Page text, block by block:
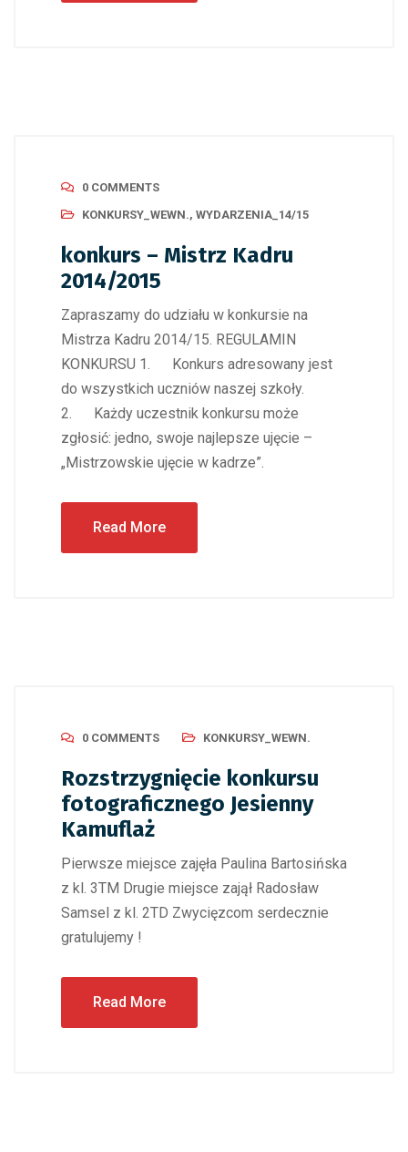
0 COMMENTS
KONKURSY_WEWN., WYDARZENIA_14/15
konkurs – Mistrz Kadru
2014/2015
Zapraszamy do udziału w konkursie na
Mistrza Kadru 2014/15. REGULAMIN
KONKURSU 1. Konkurs adresowany jest
do wszystkich uczniów naszej szkoły.
2. Każdy uczestnik konkursu może
zgłosić: jedno, swoje najlepsze ujęcie –
„Mistrzowskie ujęcie w kadrze”.
Read More
0 COMMENTS KONKURSY_WEWN.
Rozstrzygnięcie konkursu
fotograficznego Jesienny
Kamuflaż
Pierwsze miejsce zajęła Paulina Bartosińska
z kl. 3TM Drugie miejsce zajął Radosław
Samsel z kl. 2TD Zwycięzcom serdecznie
gratulujemy !
Read More